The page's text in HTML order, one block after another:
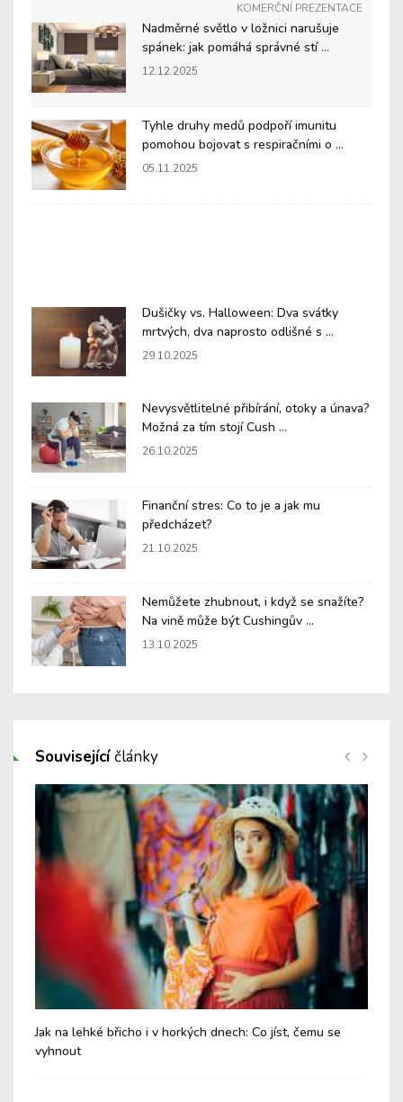
KOMERČNÍ PREZENTACE
Nadměrné světlo v ložnici narušuje
spánek: jak pomáhá správné stí ...
12.12.2025
Tyhle druhy medů podpoří imunitu
pomohou bojovat s respiračními o ...
05.11.2025
Dušičky vs. Halloween: Dva svátky
mrtvých, dva naprosto odlišné s ...
29.10.2025
Nevysvětlitelné přibírání, otoky a únava?
Možná za tím stojí Cush ...
26.10.2025
Finanční stres: Co to je a jak mu
předcházet?
21.10.2025
Nemůžete zhubnout, i když se snažíte?
Na vině může být Cushingův ...
13.10.2025
Souvisejícíčlánky
Jak na lehké břicho i v horkých dnech: Co jíst, čemu se
vyhnout